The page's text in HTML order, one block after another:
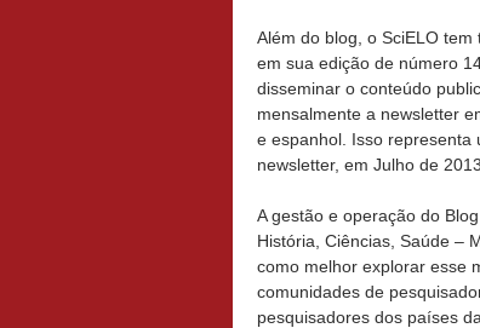
Além do blog, o SciELO
em sua edição de número
disseminar o conteúdo
mensalmente a newsletter
e espanhol. Isso representa
newsletter, em Julho de 2013.
A gestão e operação do
História, Ciências, Saúde –
como melhor explorar esse
comunidades de
pesquisadores dos países